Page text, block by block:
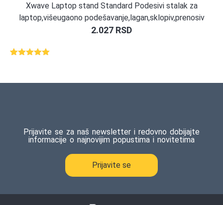
Xwave Laptop stand Standard Podesivi stalak za
laptop,višeugaono podešavanje,lagan,sklopiv,prenosiv
2.027 RSD
ocene
Prijavite se za naš newsletter i redovno dobijajte
informacije o najnovijim popustima i novitetima
Prijavite se